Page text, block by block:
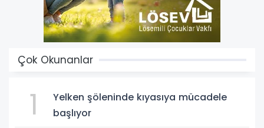
Çok Okunanlar
1
Yelken şöleninde kıyasıya mücadele
başlıyor